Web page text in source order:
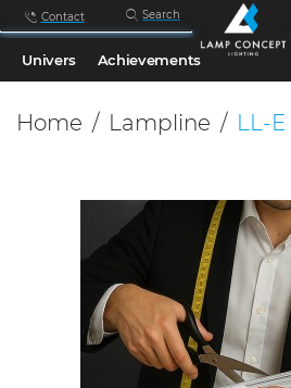
Contact Search
Univers Achievements
Home Lampline LL-E